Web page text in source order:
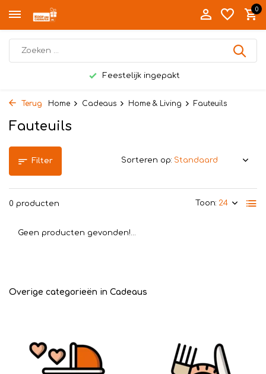
0
Feestelijk ingepakt
Terug Home Cadeaus Home & Living Fauteuils
Fauteuils
Filter
0 producten Toon:
Sorteren op:
Geen producten gevonden!...
Overige categorieën in Cadeaus